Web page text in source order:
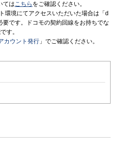
てはこちら をご確認ください。
環境にてアクセスいただいた場合は「d
です。ドコモの契約回線をお持ちでな
す。
カウント発行 」でご確認ください。